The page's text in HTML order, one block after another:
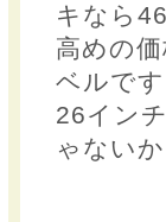
キなら
高めの
ベルです
26イン
ゃない